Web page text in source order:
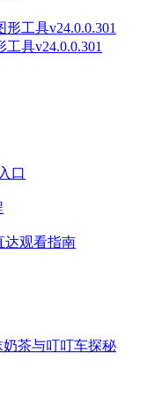
具v24.0.0.301
口
达观看指南
茶与叮叮车探秘